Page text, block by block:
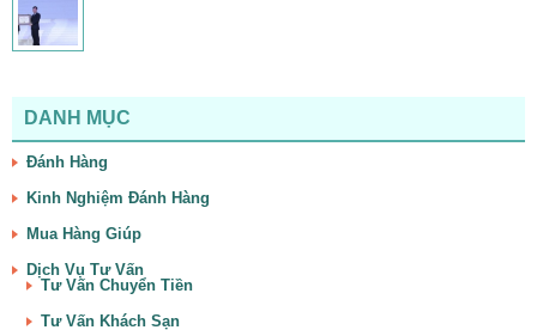
DANH MỤC
Đánh Hàng
Kinh Nghiệm Đánh Hàng
Mua Hàng Giúp
Dịch Vụ Tư Vấn
Tư Vấn Chuyển Tiền
Tư Vấn Khách Sạn